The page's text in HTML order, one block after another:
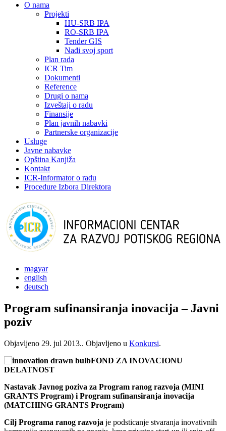
О nama
Projekti
HU-SRB IPA
RO-SRB IPA
Tender GIS
Nađi svoj sport
Plan rada
ICR Tim
Dokumenti
Reference
Drugi o nama
Izveštaji o radu
Finansije
Plan javnih nabavki
Partnerske organizacije
Usluge
Javne nabavke
Opština Kanjiža
Kontakt
ICR-Informator o radu
Procedure Izbora Direktora
magyar
english
deutsch
Program sufinansiranja inovacija – Javni
poziv
Objavljeno 29. jul 2013.. Objavljeno u Konkursi.
FOND ZA INOVACIONU
DELATNOST
Nastavak Javnog poziva za Program ranog razvoja (MINI
GRANTS Program) i Program sufinansiranja inovacija
(MATCHING GRANTS Program)
Cilj Programa ranog razvoja je podsticanje stvaranja inovativnih